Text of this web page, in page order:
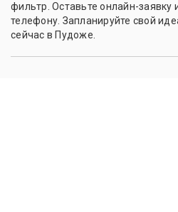
фильтр. Оставьте онлайн-заявку
телефону. Запланируйте свой
сейчас в Пудоже.